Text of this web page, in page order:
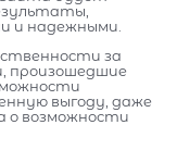
и надежными.
за
произошедшие
выгоду, даже
о возможности